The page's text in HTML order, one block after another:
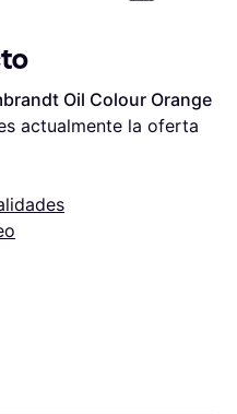
Oil Colour Orange
actualmente la oferta